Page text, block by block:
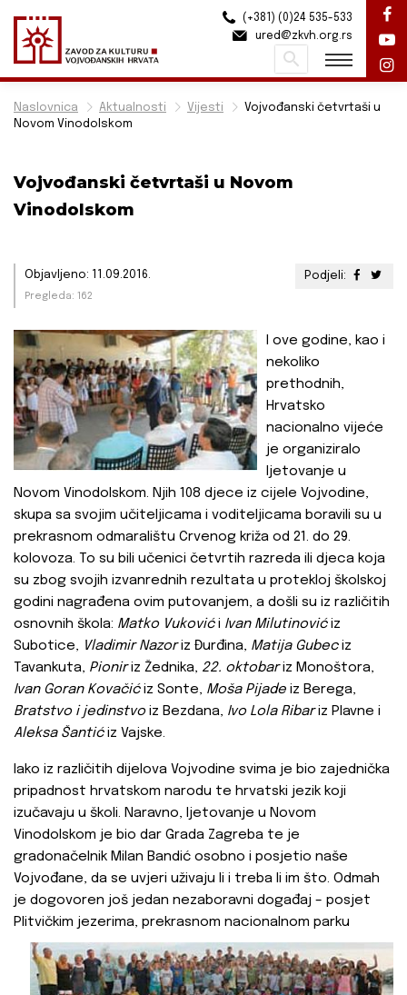
Naslovnica Aktualnosti Vijesti
Vojvođanski četvrtaši u
Novom Vinodolskom
Vojvođanski četvrtaši u Novom
Vinodolskom
Podjeli:
Objavljeno: 11.09.2016.
Pregleda: 162
I ove godine, kao i
nekoliko
prethodnih,
Hrvatsko
nacionalno vijeće
je organiziralo
ljetovanje u
Novom Vinodolskom. Njih 108 djece iz cijele Vojvodine,
skupa sa svojim učiteljicama i voditeljicama boravili su u
prekrasnom odmaralištu Crvenog križa od 21. do 29.
kolovoza. To su bili učenici četvrtih razreda ili djeca koja
su zbog svojih izvanrednih rezultata u protekloj školskoj
godini nagrađena ovim putovanjem, a došli su iz različitih
osnovnih škola: Matko Vukovići Ivan Milutinovićiz
Subotice, Vladimir Nazoriz Đurđina, Matija Gubeciz
Tavankuta, Pioniriz Žednika, 22. oktobariz Monoštora,
Ivan Goran Kovačićiz Sonte, Moša Pijade iz Berega,
Bratstvo i jedinstvo iz Bezdana, Ivo Lola Ribariz Plavne i
Aleksa Šantićiz Vajske.
Iako iz različitih dijelova Vojvodine svima je bio zajednička
pripadnost hrvatskom narodu te hrvatski jezik koji
izučavaju u školi. Naravno, ljetovanje u Novom
Vinodolskom je bio dar Grada Zagreba te je
gradonačelnik Milan Bandić osobno i posjetio naše
Vojvođane, da se uvjeri uživaju li i treba li im što. Odmah
je dogovoren još jedan nezaboravni događaj – posjet
Plitvičkim jezerima, prekrasnom nacionalnom parku
(+381) (0)24 535-533
ured@zkvh.org.rs
Pretraži